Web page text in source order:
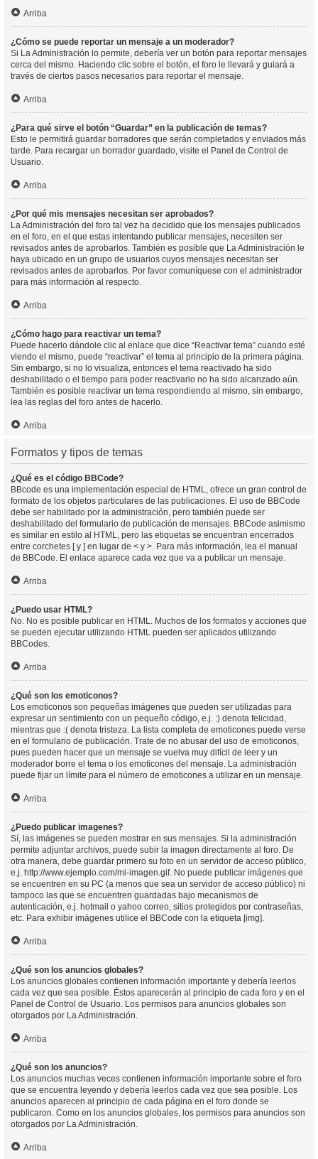
Arriba
¿Cómo se puede reportar un mensaje a un moderador?
Si La Administración lo permite, debería ver un botón para reportar mensajes
cerca del mismo. Haciendo clic sobre el botón, el foro le llevará y guiará a
través de ciertos pasos necesarios para reportar el mensaje.
Arriba
¿Para qué sirve el botón “Guardar” en la publicación de temas?
Esto le permitirá guardar borradores que serán completados y enviados más
tarde. Para recargar un borrador guardado, visite el Panel de Control de
Usuario.
Arriba
¿Por qué mis mensajes necesitan ser aprobados?
La Administración del foro tal vez ha decidido que los mensajes publicados
en el foro, en el que estas intentando publicar mensajes, necesiten ser
revisados antes de aprobarlos. También es posible que La Administración le
haya ubicado en un grupo de usuarios cuyos mensajes necesitan ser
revisados antes de aprobarlos. Por favor comuníquese con el administrador
para más información al respecto.
Arriba
¿Cómo hago para reactivar un tema?
Puede hacerlo dándole clic al enlace que dice “Reactivar tema” cuando esté
viendo el mismo, puede “reactivar” el tema al principio de la primera página.
Sin embargo, si no lo visualiza, entonces el tema reactivado ha sido
deshabilitado o el tiempo para poder reactivarlo no ha sido alcanzado aún.
También es posible reactivar un tema respondiendo al mismo, sin embargo,
lea las reglas del foro antes de hacerlo.
Arriba
Formatos y tipos de temas
¿Qué es el código BBCode?
BBcode es una implementación especial de HTML, ofrece un gran control de
formato de los objetos particulares de las publicaciones. El uso de BBCode
debe ser habilitado por la administración, pero también puede ser
deshabilitado del formulario de publicación de mensajes. BBCode asimismo
es similar en estilo al HTML, pero las etiquetas se encuentran encerrados
entre corchetes [ y ] en lugar de < y >. Para más información, lea el manual
de BBCode. El enlace aparece cada vez que va a publicar un mensaje.
Arriba
¿Puedo usar HTML?
No. No es posible publicar en HTML. Muchos de los formatos y acciones que
se pueden ejecutar utilizando HTML pueden ser aplicados utilizando
BBCodes.
Arriba
¿Qué son los emoticonos?
Los emoticonos son pequeñas imágenes que pueden ser utilizadas para
expresar un sentimiento con un pequeño código, e.j. :) denota felicidad,
mientras que :( denota tristeza. La lista completa de emoticones puede verse
en el formulario de publicación. Trate de no abusar del uso de emoticonos,
pues pueden hacer que un mensaje se vuelva muy difícil de leer y un
moderador borre el tema o los emoticones del mensaje. La administración
puede fijar un límite para el número de emoticones a utilizar en un mensaje.
Arriba
¿Puedo publicar imagenes?
Sí, las imágenes se pueden mostrar en sus mensajes. Si la administración
permite adjuntar archivos, puede subir la imagen directamente al foro. De
otra manera, debe guardar primero su foto en un servidor de acceso público,
e.j. http://www.ejemplo.com/mi-imagen.gif. No puede publicar imágenes que
se encuentren en su PC (a menos que sea un servidor de acceso público) ni
tampoco las que se encuentren guardadas bajo mecanismos de
autenticación, e.j. hotmail o yahoo correo, sitios protegidos por contraseñas,
etc. Para exhibir imágenes utilice el BBCode con la etiqueta [img].
Arriba
¿Qué son los anuncios globales?
Los anuncios globales contienen información importante y debería leerlos
cada vez que sea posible. Éstos aparecerán al principio de cada foro y en el
Panel de Control de Usuario. Los permisos para anuncios globales son
otorgados por La Administración.
Arriba
¿Qué son los anuncios?
Los anuncios muchas veces contienen información importante sobre el foro
que se encuentra leyendo y debería leerlos cada vez que sea posible. Los
anuncios aparecen al principio de cada página en el foro donde se
publicaron. Como en los anuncios globales, los permisos para anuncios son
otorgados por La Administración.
Arriba